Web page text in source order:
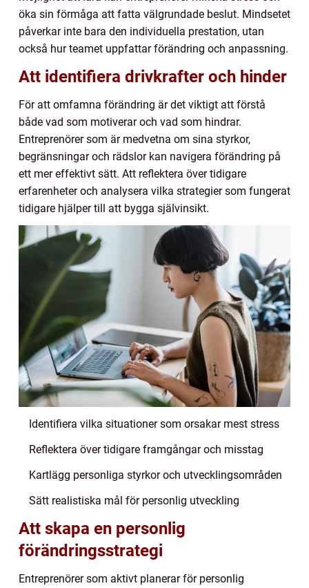
öka sin förmåga att fatta välgrundade beslut. Mindsetet
påverkar inte bara den individuella prestation, utan
också hur teamet uppfattar förändring och anpassning.
Att identifiera drivkrafter och hinder
För att omfamna förändring är det viktigt att förstå
både vad som motiverar och vad som hindrar.
Entreprenörer som är medvetna om sina styrkor,
begränsningar och rädslor kan navigera förändring på
ett mer effektivt sätt. Att reflektera över tidigare
erfarenheter och analysera vilka strategier som fungerat
tidigare hjälper till att bygga självinsikt.
Identifiera vilka situationer som orsakar mest stress
Reflektera över tidigare framgångar och misstag
Kartlägg personliga styrkor och utvecklingsområden
Sätt realistiska mål för personlig utveckling
Att skapa en personlig
förändringsstrategi
Entreprenörer som aktivt planerar för personlig